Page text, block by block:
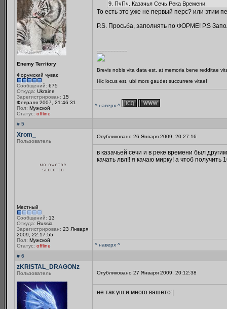
Enemy Territory
Форумский чувак
Сообщений: 675
Откуда: Ukraine
Зарегистрирован: 15
Февраля 2007, 21:46:31
Пол: Мужской
Статус: offline
9. ПчПч. Казачья Сечь.Река Времени.
То есть это уже не первый перс? или этим
P.S. Просьба, заполнять по ФОРМЕ! P.S
--------------------
Brevis nobis vita data est, at memoria bene redditae
Hic locus est, ubi mors gaudet succurrere vitae!
^ наверх ^
# 5
Xrom_
Пользователь
Местный
Сообщений: 13
Откуда: Russia
Зарегистрирован: 23 Января
2009, 22:17:55
Пол: Мужской
Статус: offline
Опубликовано 26 Января 2009, 20:27:16
в казачьей сечи и в реке времени был
качать лвл!! я качаю мирку! а чтоб получить
^ наверх ^
# 6
zKRISTAL_DRAGONz
Пользователь Опубликовано 27 Января 2009, 20:12:38
не так уш и много вашето:|